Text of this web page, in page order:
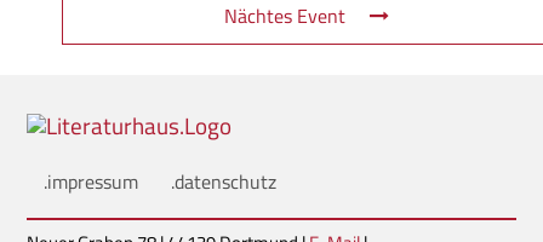
Nächtes Event
.impressum .datenschutz